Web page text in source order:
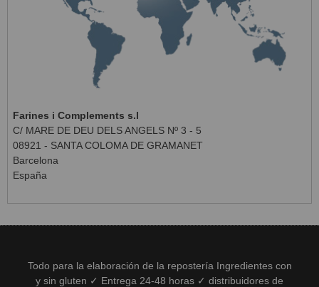
Farines i Complements s.l
C/ MARE DE DEU DELS ANGELS Nº 3 - 5
08921 - SANTA COLOMA DE GRAMANET
Barcelona
España
Todo para la elaboración de la repostería Ingredientes con
y sin gluten ✓ Entrega 24-48 horas ✓ distribuidores de